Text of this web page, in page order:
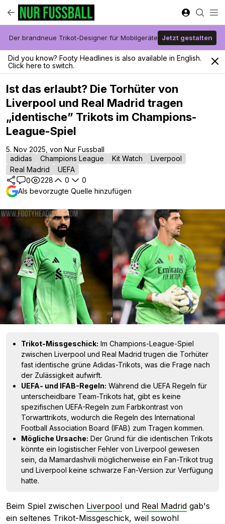
Der brandneue Trikot-Designer für Mobilgeräte Jetzt gestalten
Did you know? Footy Headlines is also available in English.
Click here to switch.
Ist das erlaubt? Die Torhüter von
Liverpool und Real Madrid tragen
„identische” Trikots im Champions-
League-Spiel
5. Nov 2025, von Nur Fussball
adidas
Champions League Kit Watch
Liverpool
Real Madrid
UEFA
0
228 0
0
Als bevorzugte Quelle hinzufügen
Trikot-Missgeschick: Im Champions-League-Spiel
zwischen Liverpool und Real Madrid trugen die Torhüter
fast identische grüne Adidas-Trikots, was die Frage nach
der Zulässigkeit aufwirft.
UEFA- und IFAB-Regeln: Während die UEFA Regeln für
unterscheidbare Team-Trikots hat, gibt es keine
spezifischen UEFA-Regeln zum Farbkontrast von
Torwarttrikots, wodurch die Regeln des International
Football Association Board (IFAB) zum Tragen kommen.
Mögliche Ursache: Der Grund für die identischen Trikots
könnte ein logistischer Fehler von Liverpool gewesen
sein, da Mamardashvili möglicherweise ein Fan-Trikot trug
und Liverpool keine schwarze Fan-Version zur Verfügung
hatte.
Beim Spiel zwischen Liverpool und Real Madrid gab's
ein seltenes Trikot-Missgeschick, weil sowohl